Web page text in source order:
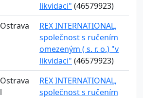
likvidaci" (46579923)
Ostrava
REX INTERNATIONAL,
společnost s ručením
omezeným ( s. r. o.) "v
likvidaci" (46579923)
Ostrava
l
REX INTERNATIONAL,
společnost s ručením